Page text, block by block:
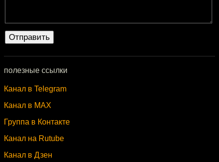
полезные ссылки
Канал в Telegram
Канал в MAX
Группа в Контакте
Канал на Rutube
Канал в Дзен